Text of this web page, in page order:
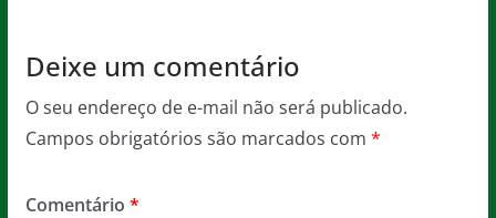
Deixe um comentário
O seu endereço de e-mail não será publicado.
Campos obrigatórios são marcados com *
Comentário *